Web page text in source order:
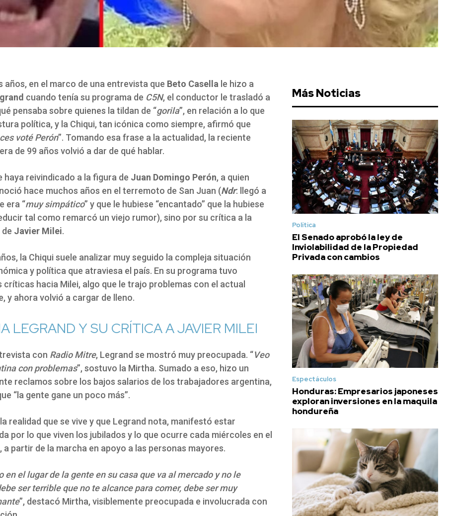
años, en el marco de una entrevista que Beto Casella le hizo a
cuando tenía su programa de C5N, el conductor le trasladó a
pensaba sobre quienes la tildan de “gorila”, en relación a lo que
política, y la Chiqui, tan icónica como siempre, afirmó que
voté Perón”. Tomando esa frase a la actualidad, la reciente
de 99 años volvió a dar de qué hablar.
haya reivindicado a la figura de Juan Domingo Perón, a quien
hace muchos años en el terremoto de San Juan (Ndr: llegó a
era “muy simpático” y que le hubiese “encantado” que la hubiese
tal como remarcó un viejo rumor), sino por su crítica a la
Javier Milei.
la Chiqui suele analizar muy seguido la compleja situación
y política que atraviesa el país. En su programa tuvo
críticas hacia Milei, algo que le trajo problemas con el actual
y ahora volvió a cargar de lleno.
LEGRAND Y SU CRÍTICA A JAVIER MILEI
con Radio Mitre, Legrand se mostró muy preocupada. “Veo
con problemas”, sostuvo la Mirtha. Sumado a eso, hizo un
reclamos sobre los bajos salarios de los trabajadores argentina,
“la gente gane un poco más”.
realidad que se vive y que Legrand nota, manifestó estar
por lo que viven los jubilados y lo que ocurre cada miércoles en el
a partir de la marcha en apoyo a las personas mayores.
en el lugar de la gente en su casa que va al mercado y no le
ser terrible que no te alcance para comer, debe ser muy
”, destacó Mirtha, visiblemente preocupada e involucrada con
Más Noticias
Política
El Senado aprobó la ley de
Inviolabilidad de la Propiedad
Privada con cambios
Espectáculos
Honduras: Empresarios japoneses
exploran inversiones en la maquila
hondureña